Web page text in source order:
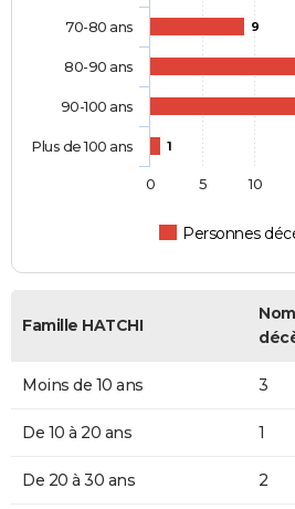
9
1
Personnes
70-80 ans
80-90 ans
90-100 ans
Plus de 100 ans
0 5 10
Famille HATCHI
Moins de 10 ans 3
De 10 à 20 ans 1
De 20 à 30 ans 2